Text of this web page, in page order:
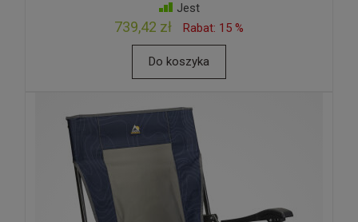
Jest
739,42 zł Rabat: 15 %
Do koszyka